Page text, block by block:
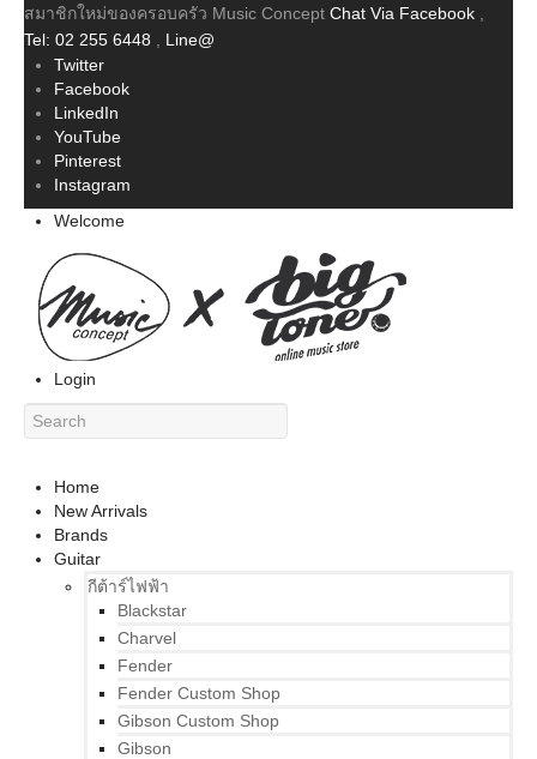
สมาชิกใหม่ของครอบครัว Music Concept Chat Via Facebook
Tel: 02 255 6448
Line@
Twitter
Facebook
LinkedIn
YouTube
Pinterest
Instagram
Welcome
Login
Home
New Arrivals
Brands
Guitar
กีต้าร์ไฟฟ้า
Blackstar
Charvel
Fender
Fender Custom Shop
Gibson Custom Shop
Gibson